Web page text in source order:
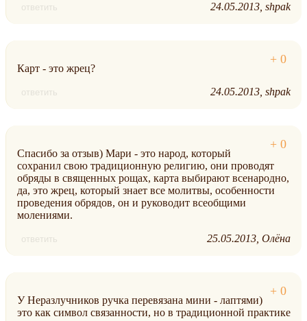
ответить 24.05.2013 shpak
Карт - это жрец?
ответить 24.05.2013 shpak
Спасибо за отзыв) Мари - это народ, который
сохранил свою традиционную религию, они проводят
обряды в священных рощах, карта выбирают всенародно,
да, это жрец, который знает все молитвы, особенности
проведения обрядов, он и руководит всеобщими
молениями.
ответить 25.05.2013 Олёна
У Неразлучников ручка перевязана мини - лаптями)
это как символ связанности, но в традиционной практике